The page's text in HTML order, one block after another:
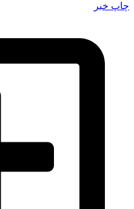
چاپ خبر